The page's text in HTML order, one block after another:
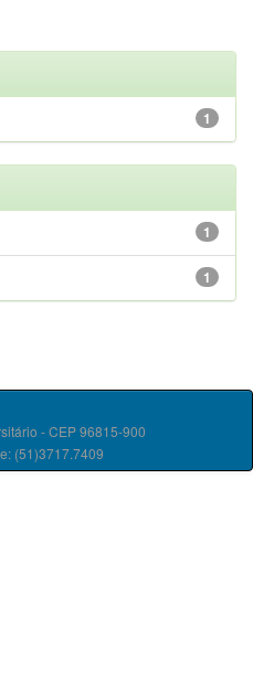
1
1
1
- CEP 96815-900
(51)3717.7409